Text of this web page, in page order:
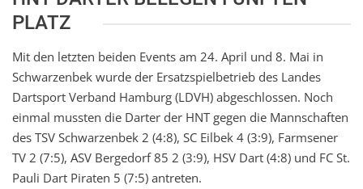
PLATZ
Mit den letzten beiden Events am 24. April und 8. Mai in
Schwarzenbek wurde der Ersatzspielbetrieb des Landes
Dartsport Verband Hamburg (LDVH) abgeschlossen. Noch
einmal mussten die Darter der HNT gegen die Mannschaften
des TSV Schwarzenbek 2 (4:8), SC Eilbek 4 (3:9), Farmsener
TV 2 (7:5), ASV Bergedorf 85 2 (3:9), HSV Dart (4:8) und FC St.
Pauli Dart Piraten 5 (7:5) antreten.